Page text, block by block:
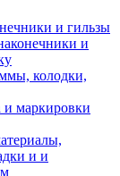
и гильзы
и
колодки,
и маркировки
и и